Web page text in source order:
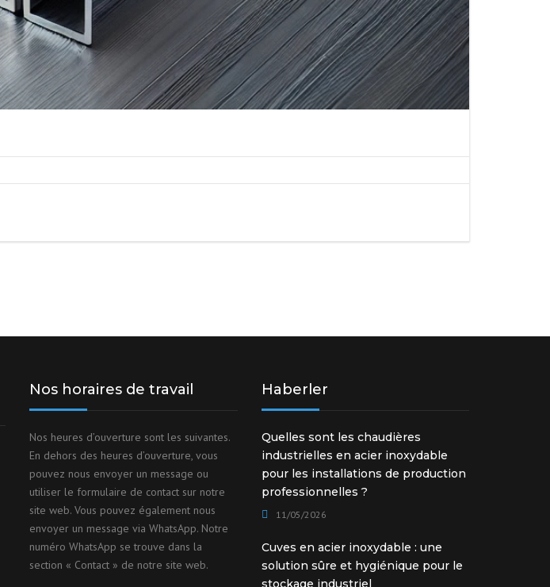
Nos horaires de travail
Nos heures d’ouverture sont les suivantes.
En dehors des heures d’ouverture, vous
pouvez nous envoyer un message ou
utiliser le formulaire de contact sur notre
site web. Vous pouvez également nous
envoyer un message via WhatsApp. Notre
numéro WhatsApp se trouve dans la
section « Contact » de notre site web.
Haberler
Quelles sont les chaudières
industrielles en acier inoxydable
pour les installations de production
professionnelles ?
11/05/2026
Cuves en acier inoxydable : une
solution sûre et hygiénique pour le
stockage industriel